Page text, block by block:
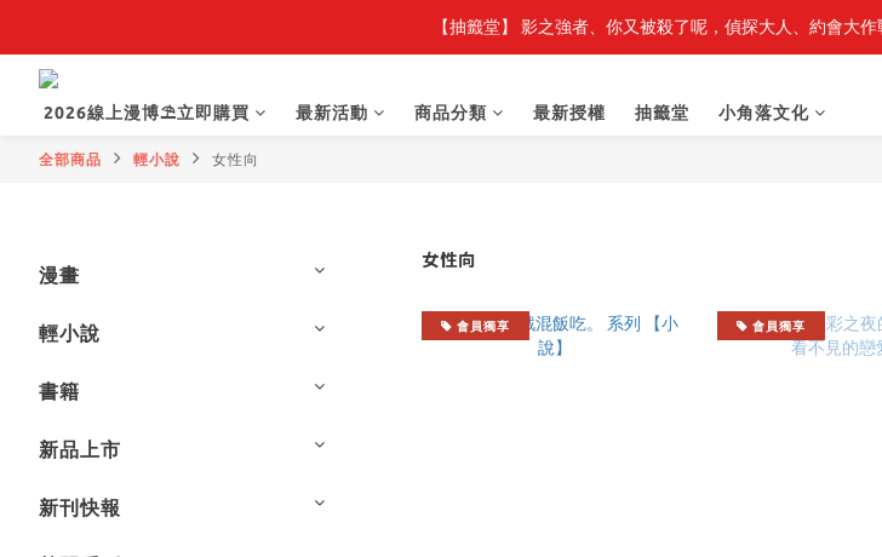
最新開賣🔥「全知讀者視角
【抽籤堂】 影之強者、你又被殺了呢，偵探大人、約會大
2026線上漫博⛱️立即購買
最新活動 商品分類 最新授權 抽籤堂 小角落文化
全部商品 輕小說 女性向
漫畫
輕小說
書籍
新品上市
新刊快報
女性向
會員獨享 會員獨享